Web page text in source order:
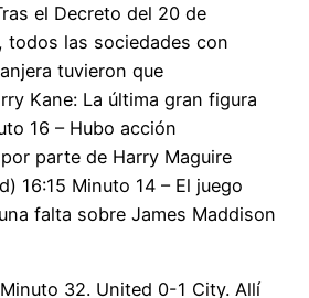
el Decreto del 20 de
todos las sociedades con
tuvieron que
Kane: La última gran figura
16 – Hubo acción
parte de Harry Maguire
16:15 Minuto 14 – El juego
falta sobre James Maddison
32. United 0-1 City. Allí